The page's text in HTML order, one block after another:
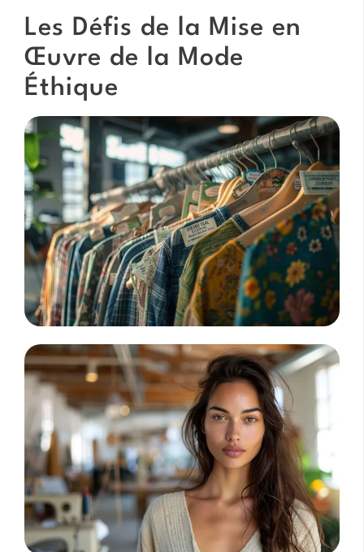
Les Défis de la Mise en
Œuvre de la Mode
Éthique